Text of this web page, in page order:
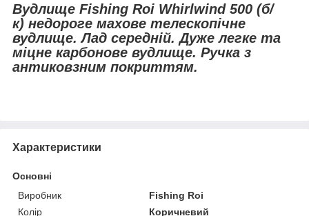
Вудлище Fishing Roi Whirlwind 500 (б/
к) недороге махове телескопічне
вудлище. Лад середній. Дуже легке та
міцне карбонове вудлище. Ручка з
антиковзним покриттям.
Характеристики
Основні
Виробник
Fishing Roi
Колір
Коричневий